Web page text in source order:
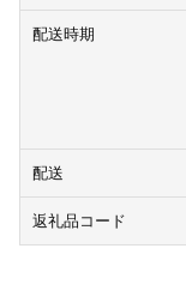
配送時期
配送
返礼品コード